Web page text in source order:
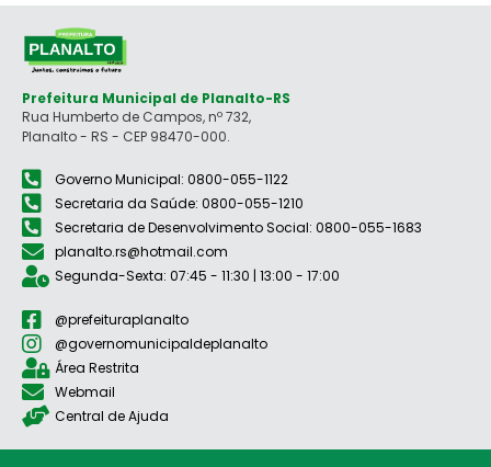
Prefeitura Municipal de Planalto-RS
Rua Humberto de Campos, nº 732,
Planalto - RS - CEP 98470-000.
Governo Municipal: 0800-055-1122
Secretaria da Saúde: 0800-055-1210
Secretaria de Desenvolvimento Social: 0800-055-1683
planalto.rs@hotmail.com
Segunda-Sexta: 07:45 - 11:30 | 13:00 - 17:00
@prefeituraplanalto
@governomunicipaldeplanalto
Área Restrita
Webmail
Central de Ajuda